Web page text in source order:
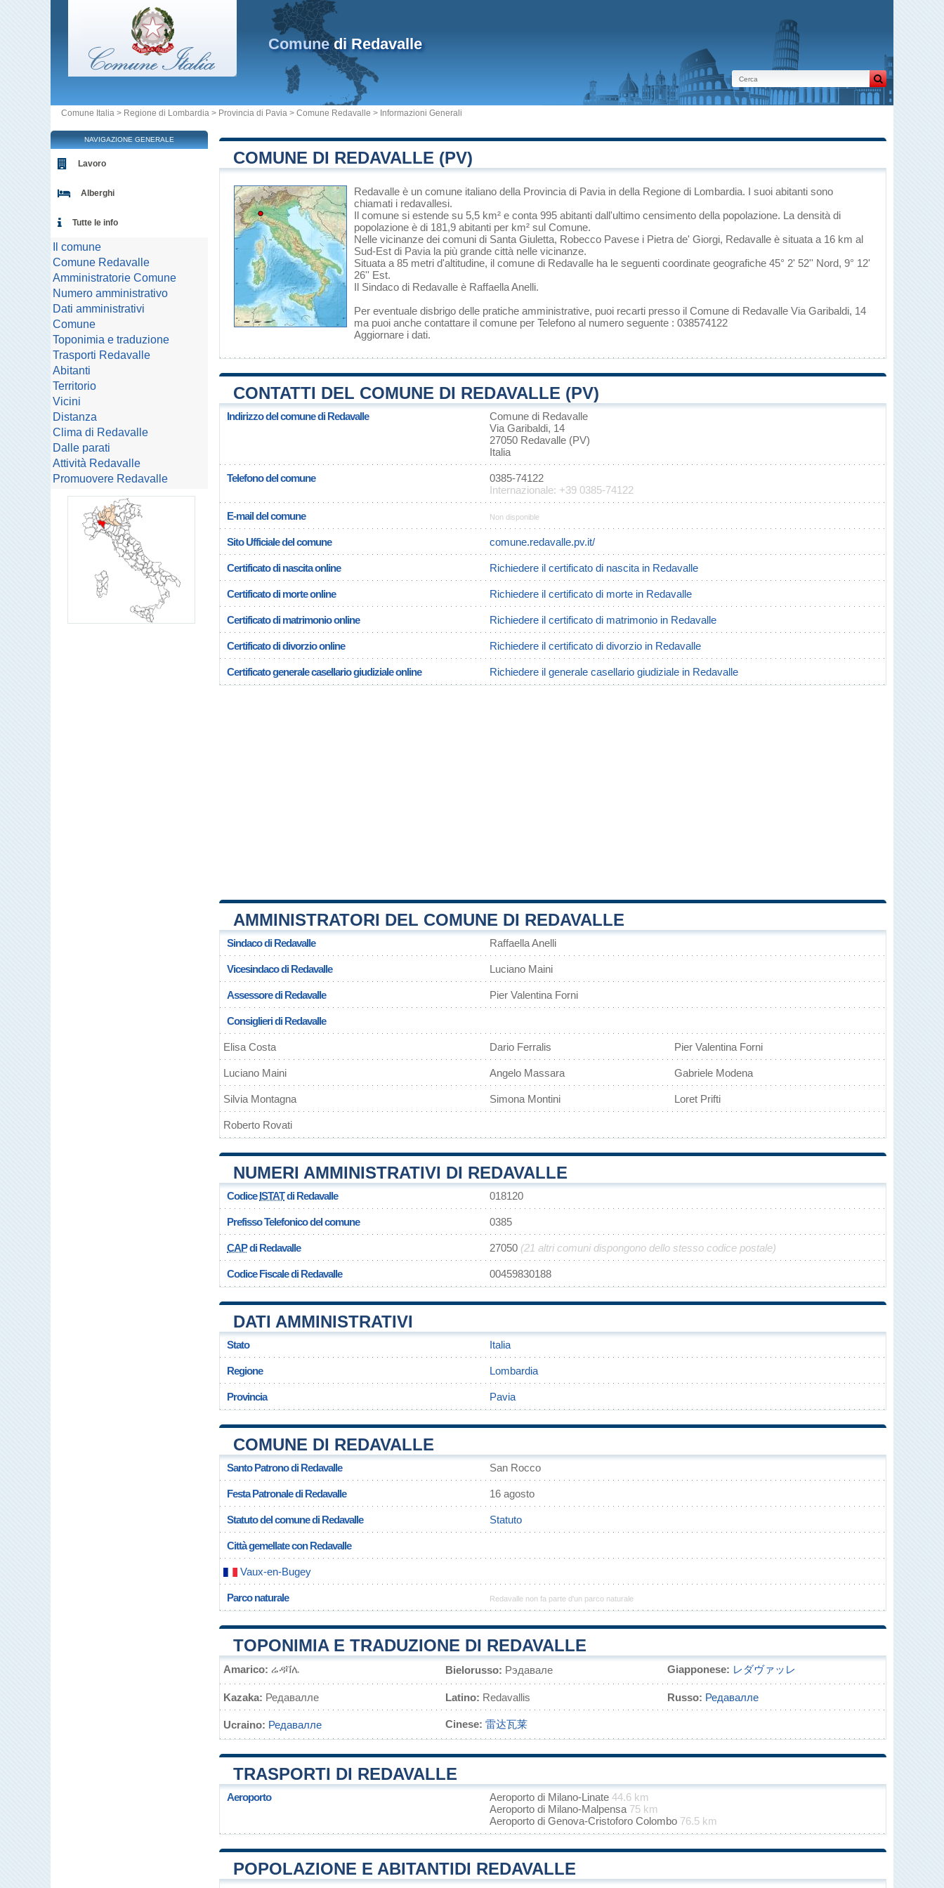
Comunedi Redavalle
Comune Italia > Regione di Lombardia > Provincia di Pavia > Comune Redavalle > Informazioni Generali
COMUNE DI REDAVALLE (PV)
Redavalle è un comune italiano della Provincia di Pavia in della Regione di Lombardia. I suoi abitanti sono
chiamati i redavallesi.
Il comune si estende su 5,5 km² e conta 995 abitanti dall'ultimo censimento della popolazione. La densità di
popolazione è di 181,9 abitanti per km² sul Comune.
Nelle vicinanze dei comuni di Santa Giuletta, Robecco Pavese i Pietra de' Giorgi, Redavalle è situata a 16 km al
Sud-Est di Pavia la più grande città nelle vicinanze.
Situata a 85 metri d'altitudine, il comune di Redavalle ha le seguenti coordinate geografiche 45° 2' 52'' Nord, 9° 12'
26'' Est.
Il Sindaco di Redavalle è Raffaella Anelli.
Per eventuale disbrigo delle pratiche amministrative, puoi recarti presso il Comune di Redavalle Via Garibaldi, 14
ma puoi anche contattare il comune per Telefono al numero seguente : 038574122
Aggiornare i dati.
CONTATTI DEL COMUNE DI REDAVALLE (PV)
Indirizzo del comune di Redavalle
Comune di Redavalle
Via Garibaldi, 14
27050 Redavalle (PV)
Italia
Telefono del comune
0385-74122
Internazionale: +39 0385-74122
E-mail del comune Non disponible
Sito Ufficiale del comune comune.redavalle.pv.it/
Certificato di nascita online Richiedere il certificato di nascita in Redavalle
Certificato di morte online Richiedere il certificato di morte in Redavalle
Certificato di matrimonio online Richiedere il certificato di matrimonio in Redavalle
Certificato di divorzio online Richiedere il certificato di divorzio in Redavalle
Certificato generale casellario giudiziale online Richiedere il generale casellario giudiziale in Redavalle
AMMINISTRATORI DEL COMUNE DI REDAVALLE
Sindaco di Redavalle Raffaella Anelli
Vicesindaco di Redavalle Luciano Maini
Assessore di Redavalle Pier Valentina Forni
Consiglieri di Redavalle
Elisa Costa Dario Ferralis Pier Valentina Forni
Luciano Maini Angelo Massara Gabriele Modena
Silvia Montagna Simona Montini Loret Prifti
Roberto Rovati
NUMERI AMMINISTRATIVI DI REDAVALLE
CodiceISTATdi Redavalle 018120
Prefisso Telefonico del comune 0385
CAPdi Redavalle 27050 (21 altri comuni dispongono dello stesso codice postale)
Codice Fiscale di Redavalle 00459830188
DATI AMMINISTRATIVI
Stato Italia
Regione Lombardia
Provincia Pavia
COMUNE DI REDAVALLE
Santo Patrono di Redavalle San Rocco
Festa Patronale di Redavalle 16 agosto
Statuto del comune di Redavalle Statuto
Città gemellate con Redavalle
Vaux-en-Bugey
Parco naturale Redavalle non fa parte d'un parco naturale
TOPONIMIA E TRADUZIONE DI REDAVALLE
Amarico: ሬዳቫሌ Bielorusso: Рэдавале Giapponese: レダヴァッレ
Kazaka: Редавалле Latino: Redavallis Russo: Редавалле
Ucraino: Редавалле Cinese: 雷达瓦莱
TRASPORTI DI REDAVALLE
Aeroporto Aeroporto di Milano-Linate 44.6 km
Aeroporto di Milano-Malpensa 75 km
Aeroporto di Genova-Cristoforo Colombo 76.5 km
POPOLAZIONE E ABITANTIDI REDAVALLE
NAVIGAZIONE GENERALE
Lavoro
Alberghi
Tutte le info
Il comune
Comune Redavalle
Amministratorie Comune
Numero amministrativo
Dati amministrativi
Comune
Toponimia e traduzione
Trasporti Redavalle
Abitanti
Territorio
Vicini
Distanza
Clima di Redavalle
Dalle parati
Attività Redavalle
Promuovere Redavalle